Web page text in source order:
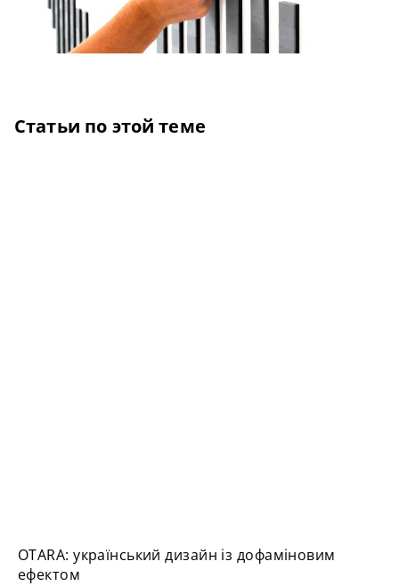
Статьи по этой теме
OTARA: український дизайн із дофаміновим
ефектом